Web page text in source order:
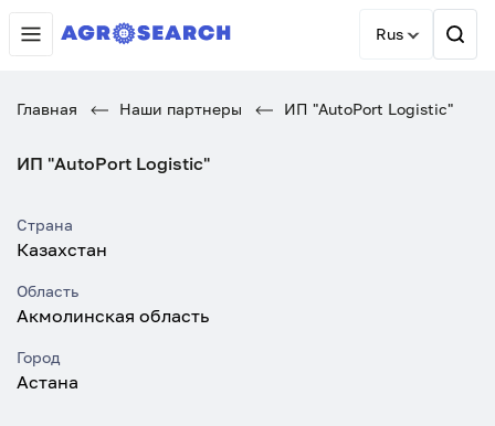
Rus
Главная Наши партнеры ИП "AutoPort Logistic"
ИП "AutoPort Logistic"
Страна
Казахстан
Область
Акмолинская область
Город
Астана